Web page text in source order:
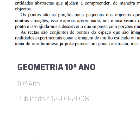
GEOMETRIA 10º ANO
10º Ano
Publicado a 12-09-2008